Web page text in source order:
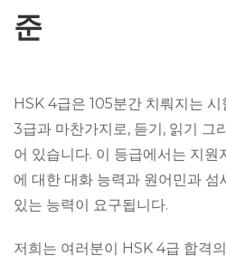
준
HSK 4급은 105분간 치뤄지는
3급과 마찬가지로, 듣기, 읽기 그
어 있습니다. 이 등급에서는 지
에 대한 대화 능력과 원어민과
있는 능력이 요구됩니다.
저희는 여러분이 HSK 4급 합격